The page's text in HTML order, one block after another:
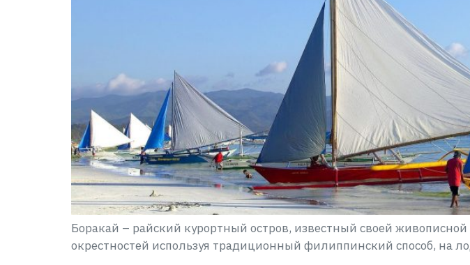
Боракай – райский курортный остров, известный своей
окрестностей используя традиционный филиппинский способ, на